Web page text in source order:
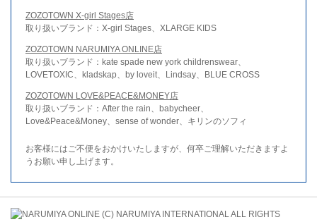
ZOZOTOWN X-girl Stages店
取り扱いブランド：X-girl Stages、XLARGE KIDS
ZOZOTOWN NARUMIYA ONLINE店
取り扱いブランド：kate spade new york childrenswear、
LOVETOXIC、kladskap、by loveit、Lindsay、BLUE CROSS
ZOZOTOWN LOVE&PEACE&MONEY店
取り扱いブランド：After the rain、babycheer、
Love&Peace&Money、sense of wonder、キリンのソフィ
お客様にはご不便をおかけいたしますが、何卒ご理解いただきますよ
うお願い申し上げます。